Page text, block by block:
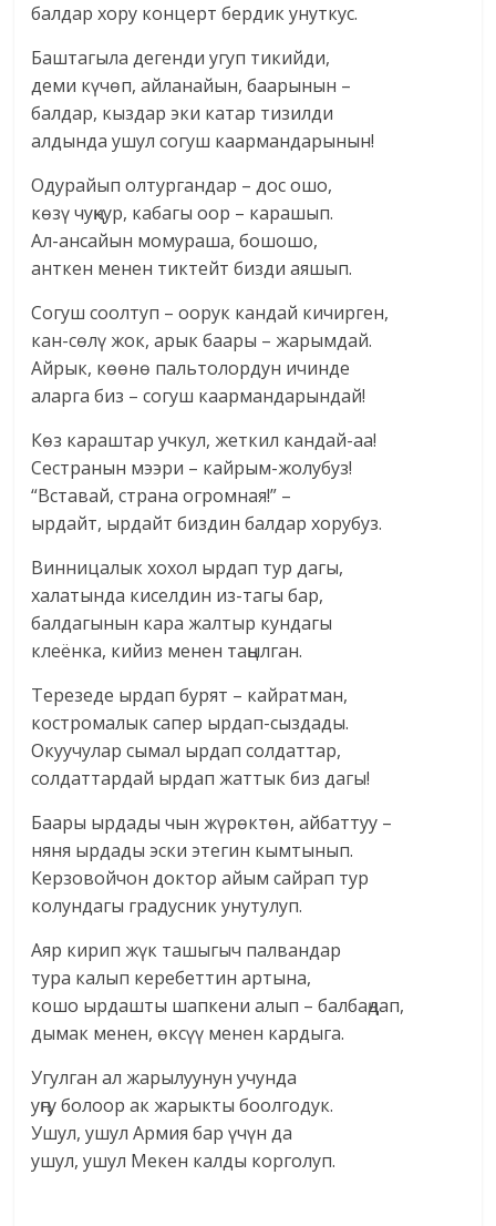
балдар хору концерт бердик унуткус.
Баштагыла дегенди угуп тикийди,
деми күчөп, айланайын, баарынын –
балдар, кыздар эки катар тизилди
алдында ушул согуш каармандарынын!
Одурайып олтургандар – дос ошо,
көзү чуңкур, кабагы оор – карашып.
Ал-ансайын момураша, бошошо,
анткен менен тиктейт бизди аяшып.
Согуш соолтуп – оорук кандай кичирген,
кан-сөлү жок, арык баары – жарымдай.
Айрык, көөнө пальтолордун ичинде
аларга биз – согуш каармандарындай!
Көз караштар учкул, жеткил кандай-аа!
Сестранын мээри – кайрым-жолубуз!
“Вставай, страна огромная!” –
ырдайт, ырдайт биздин балдар хорубуз.
Винницалык хохол ырдап тур дагы,
халатында киселдин из-тагы бар,
балдагынын кара жалтыр кундагы
клеёнка, кийиз менен таңылган.
Терезеде ырдап бурят – кайратман,
костромалык сапер ырдап-сыздады.
Окуучулар сымал ырдап солдаттар,
солдаттардай ырдап жаттык биз дагы!
Баары ырдады чын жүрөктөн, айбаттуу –
няня ырдады эски этегин кымтынып.
Керзовойчон доктор айым сайрап тур
колундагы градусник унутулуп.
Аяр кирип жүк ташыгыч палвандар
тура калып керебеттин артына,
кошо ырдашты шапкени алып – балбаңдап,
дымак менен, өксүү менен кардыга.
Угулган ал жарылуунун учунда
уңгу болоор ак жарыкты боолгодук.
Ушул, ушул Армия бар үчүн да
ушул, ушул Мекен калды корголуп.